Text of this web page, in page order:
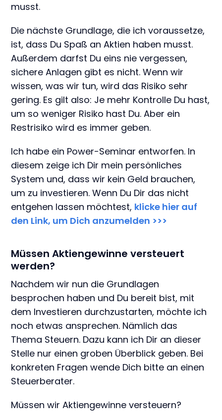
musst.
Die nächste Grundlage, die ich voraussetze,
ist, dass Du Spaß an Aktien haben musst.
Außerdem darfst Du eins nie vergessen,
sichere Anlagen gibt es nicht. Wenn wir
wissen, was wir tun, wird das Risiko sehr
gering. Es gilt also: Je mehr Kontrolle Du hast,
um so weniger Risiko hast Du. Aber ein
Restrisiko wird es immer geben.
Ich habe ein Power-Seminar entworfen. In
diesem zeige ich Dir mein persönliches
System und, dass wir kein Geld brauchen,
um zu investieren. Wenn Du Dir das nicht
entgehen lassen möchtest, klicke hier auf
den Link, um Dich anzumelden >>>
Müssen Aktiengewinne versteuert
werden?
Nachdem wir nun die Grundlagen
besprochen haben und Du bereit bist, mit
dem Investieren durchzustarten, möchte ich
noch etwas ansprechen. Nämlich das
Thema Steuern. Dazu kann ich Dir an dieser
Stelle nur einen groben Überblick geben. Bei
konkreten Fragen wende Dich bitte an einen
Steuerberater.
Müssen wir Aktiengewinne versteuern?